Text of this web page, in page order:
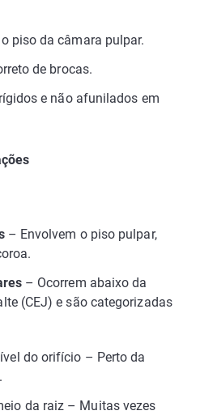
piso da câmara pulpar.
de brocas.
e não afunilados em
– Envolvem o piso pulpar,
– Ocorrem abaixo da
(CEJ) e são categorizadas
do orifício – Perto da
da raiz – Muitas vezes